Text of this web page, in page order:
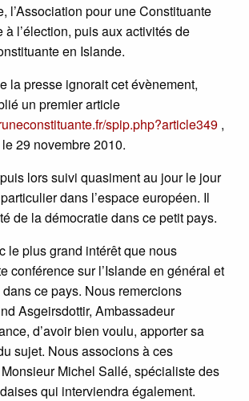
l’Association pour une Constituante
à l’élection, puis aux activités de
en Islande.
la presse ignorait cet évènement,
un premier article
spip.php?article349 ,
29 novembre 2010.
lors suivi quasiment au jour le jour
dans l’espace européen. Il
de la démocratie dans ce petit pays.
le plus grand intérêt que nous
conférence sur l’Islande en général et
ce pays. Nous remercions
Asgeirsdottir, Ambassadeur
d’avoir bien voulu, apporter sa
sujet. Nous associons à ces
Michel Sallé, spécialiste des
qui interviendra également.